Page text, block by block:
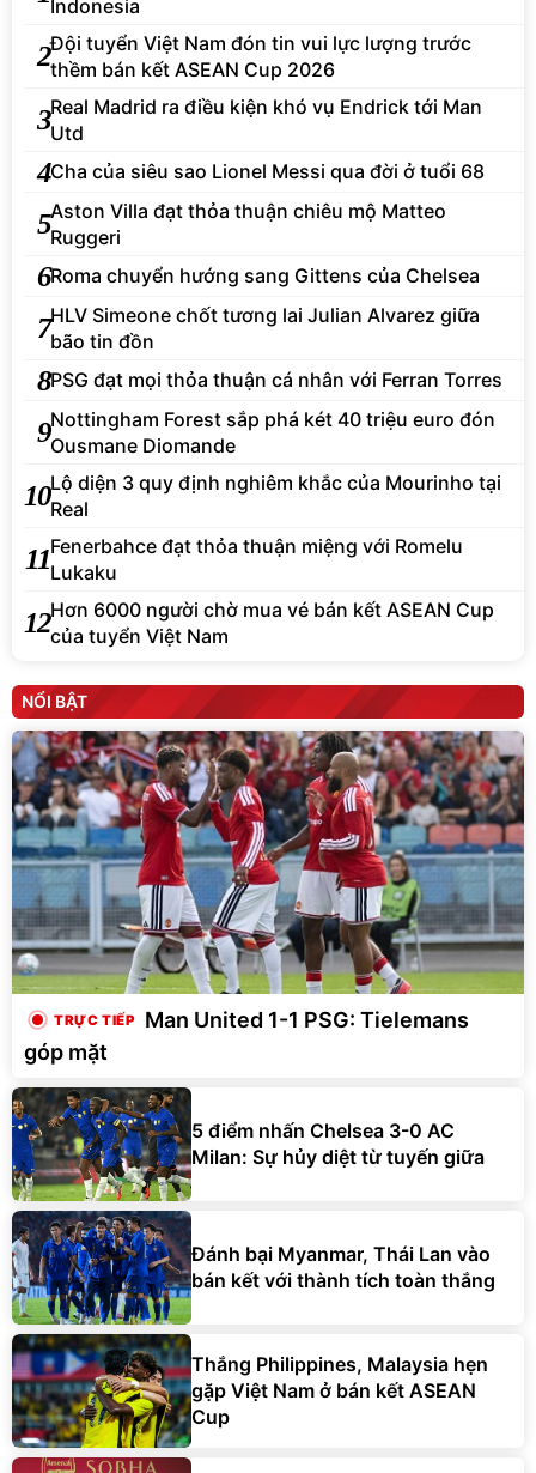
Indonesia
2Đội tuyển Việt Nam đón tin vui lực lượng trước
thềm bán kết ASEAN Cup 2026
3Real Madrid ra điều kiện khó vụ Endrick tới Man
Utd
4Cha của siêu sao Lionel Messi qua đời ở tuổi 68
5Aston Villa đạt thỏa thuận chiêu mộ Matteo
Ruggeri
6Roma chuyển hướng sang Gittens của Chelsea
7HLV Simeone chốt tương lai Julian Alvarez giữa
bão tin đồn
8PSG đạt mọi thỏa thuận cá nhân với Ferran Torres
9Nottingham Forest sắp phá két 40 triệu euro đón
Ousmane Diomande
10Lộ diện 3 quy định nghiêm khắc của Mourinho tại
Real
11Fenerbahce đạt thỏa thuận miệng với Romelu
Lukaku
12Hơn 6000 người chờ mua vé bán kết ASEAN Cup
của tuyển Việt Nam
NỔI BẬT
Man United 1-1 PSG: Tielemans
góp mặt
5 điểm nhấn Chelsea 3-0 AC
Milan: Sự hủy diệt từ tuyến giữa
Đánh bại Myanmar, Thái Lan vào
bán kết với thành tích toàn thắng
Thắng Philippines, Malaysia hẹn
gặp Việt Nam ở bán kết ASEAN
Cup